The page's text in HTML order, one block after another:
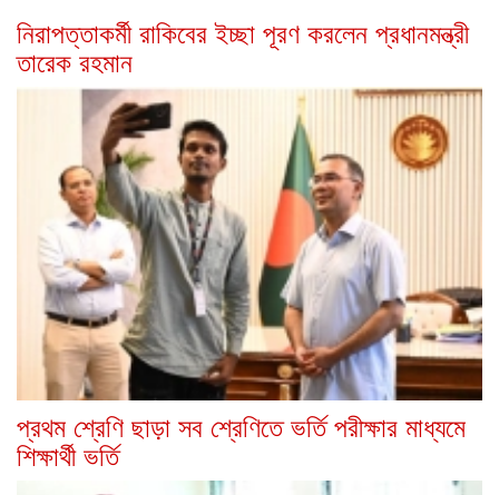
নিরাপত্তাকর্মী রাকিবের ইচ্ছা পূরণ করলেন প্রধানমন্ত্রী
তারেক রহমান
প্রথম শ্রেণি ছাড়া সব শ্রেণিতে ভর্তি পরীক্ষার মাধ্যমে
শিক্ষার্থী ভর্তি